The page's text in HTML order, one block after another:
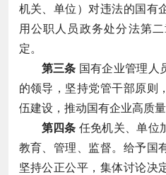
机关、单位）对违法的国有
用公职人员政务处分法第
定。
第三条 国有企业管理人
的领导，坚持党管干部原则
伍建设，推动国有企业高质量
第四条 任免机关、单位
教育、管理、监督。给予国
坚持公正公平，集体讨论决